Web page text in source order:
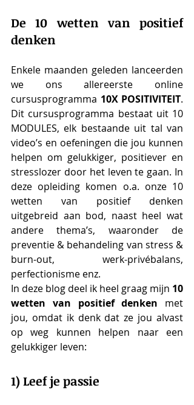
De 10 wetten van positief
denken
Enkele maanden geleden lanceerden
we ons allereerste online
cursusprogramma 10X POSITIVITEIT.
Dit cursusprogramma bestaat uit 10
MODULES, elk bestaande uit tal van
video’s en oefeningen die jou kunnen
helpen om gelukkiger, positiever en
stresslozer door het leven te gaan. In
deze opleiding komen o.a. onze 10
wetten van positief denken
uitgebreid aan bod, naast heel wat
andere thema’s, waaronder de
preventie & behandeling van stress &
burn-out, werk-privébalans,
perfectionisme enz.
In deze blog deel ik heel graag mijn 10
wetten van positief denken met
jou, omdat ik denk dat ze jou alvast
op weg kunnen helpen naar een
gelukkiger leven:
1) Leef je passie